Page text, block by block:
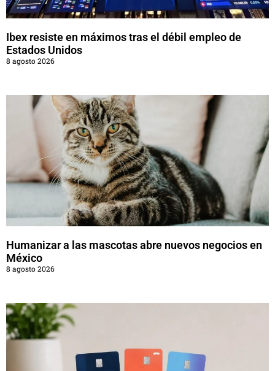
Ibex resiste en máximos tras el débil empleo de
Estados Unidos
8 agosto 2026
Humanizar a las mascotas abre nuevos negocios en
México
8 agosto 2026